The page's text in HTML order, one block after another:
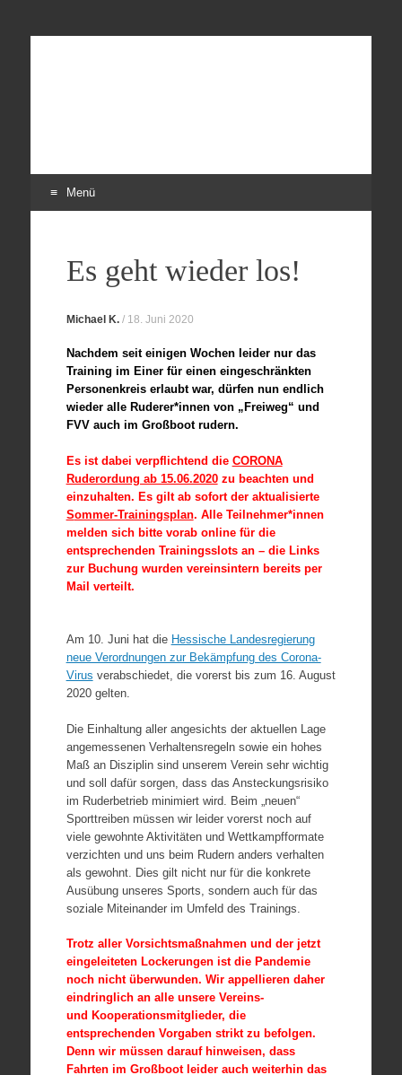
Menü
springenEs geht wieder los!
Michael K./ 18. Juni 2020
Nachdem seit einigen Wochen leider nur das
Training im Einer für einen eingeschränkten
Personenkreis erlaubt war, dürfen nun endlich
wieder alle Ruderer*innen von „Freiweg“ und
FVV auch im Großboot rudern.
Es ist dabei verpflichtend die CORONA
Ruderordung ab 15.06.2020zu beachten und
einzuhalten. Es gilt ab sofort der aktualisierte
Sommer-Trainingsplan. Alle Teilnehmer*innen
melden sich bitte vorab online für die
entsprechenden Trainingsslots an – die Links
zur Buchung wurden vereinsintern bereits per
Mail verteilt.
Am 10. Juni hat die Hessische Landesregierung
neue Verordnungen zur Bekämpfung des Corona-
Virus verabschiedet, die vorerst bis zum 16. August
2020 gelten.
Die Einhaltung aller angesichts der aktuellen Lage
angemessenen Verhaltensregeln sowie ein hohes
Maß an Disziplin sind unserem Verein sehr wichtig
und soll dafür sorgen, dass das Ansteckungsrisiko
im Ruderbetrieb minimiert wird. Beim „neuen“
Sporttreiben müssen wir leider vorerst noch auf
viele gewohnte Aktivitäten und Wettkampfformate
verzichten und uns beim Rudern anders verhalten
als gewohnt. Dies gilt nicht nur für die konkrete
Ausübung unseres Sports, sondern auch für das
soziale Miteinander im Umfeld des Trainings.
Trotz aller Vorsichtsmaßnahmen und der jetzt
eingeleiteten Lockerungen ist die Pandemie
noch nicht überwunden. Wir appellieren daher
eindringlich an alle unsere Vereins-
und Kooperationsmitglieder, die
entsprechenden Vorgaben strikt zu befolgen.
Denn wir müssen darauf hinweisen, dass
Fahrten im Großboot leider auch weiterhin das